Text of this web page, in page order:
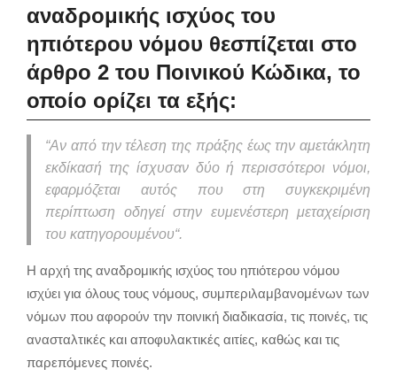
αναδρομικής ισχύος του
ηπιότερου νόμου θεσπίζεται στο
άρθρο 2 του Ποινικού Κώδικα, το
οποίο ορίζει τα εξής:
“Αν από την τέλεση της πράξης έως την αμετάκλητη
εκδίκασή της ίσχυσαν δύο ή περισσότεροι νόμοι,
εφαρμόζεται αυτός που στη συγκεκριμένη
περίπτωση οδηγεί στην ευμενέστερη μεταχείριση
του κατηγορουμένου“.
Η αρχή της αναδρομικής ισχύος του ηπιότερου νόμου
ισχύει για όλους τους νόμους, συμπεριλαμβανομένων των
νόμων που αφορούν την ποινική διαδικασία, τις ποινές, τις
ανασταλτικές και αποφυλακτικές αιτίες, καθώς και τις
παρεπόμενες ποινές.